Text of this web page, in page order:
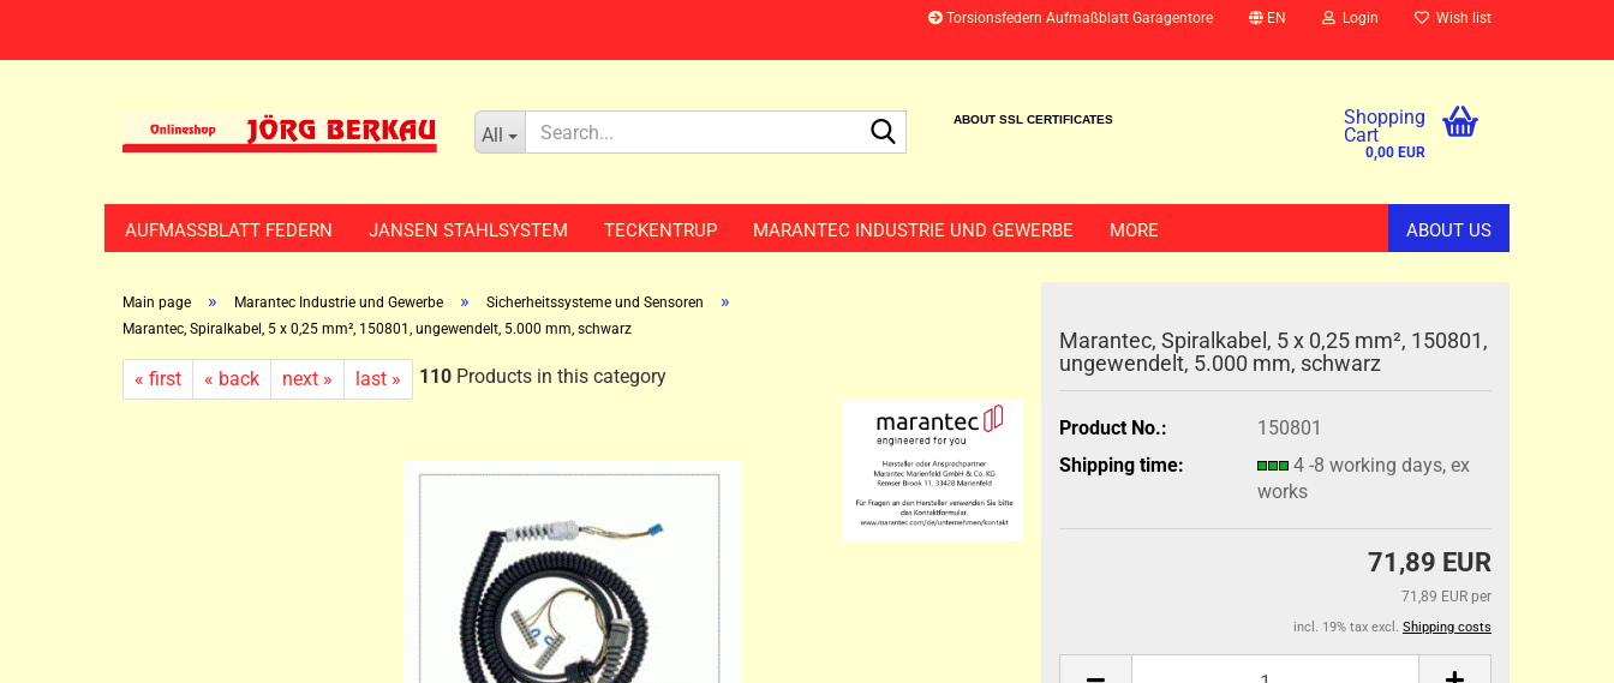
Torsionsfedern Aufmaßblatt Garagentore EN Login Wish list
All
Search...ABOUT SSL CERTIFICATES Shopping
Cart
0,00 EUR
AUFMASSBLATT FEDERN JANSEN STAHLSYSTEM TECKENTRUP MARANTEC INDUSTRIE UND GEWERBE ABOUT US
MORE
Main page » Marantec Industrie und Gewerbe » Sicherheitssysteme und Sensoren »
Marantec, Spiralkabel, 5 x 0,25 mm², 150801, ungewendelt, 5.000 mm, schwarz
« first « back next » last » 110 Products in this category
Marantec, Spiralkabel, 5 x 0,25 mm², 150801,
ungewendelt, 5.000 mm, schwarz
Product No.:
150801
Shipping time:
4 -8 working days, ex
works
71,89 EUR
71,89 EUR per
incl. 19% tax excl. Shipping costs